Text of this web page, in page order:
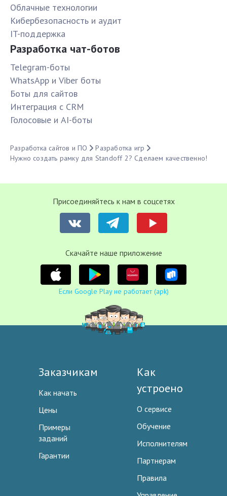
Облачные технологии
Кибербезопасность и аудит
IT-поддержка
Разработка чат-ботов
Telegram-боты
WhatsApp и Viber боты
Боты для сайтов
Интеграция с CRM
Голосовые и AI-боты
Разработка сайтов и ПО
Разработка игр
Нужно создать рамку для Standoff 2? Сделаем качественно!
Присоединяйтесь к нам в соцсетях
Cкачайте наше приложение
Если Google Play не работает (apk)
Заказчикам
Как начать
Цены
Примеры
заданий
Гарантии
Как
устроено
О сервисе
Обучение
Исполнителям
Партнерам
Правила